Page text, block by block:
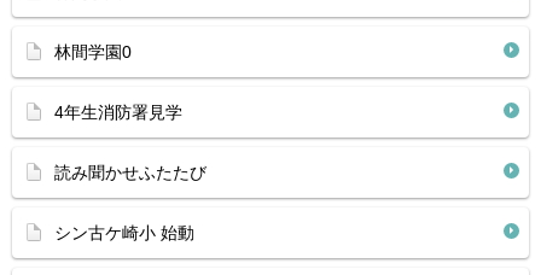
林間学園0
4年生消防署見学
読み聞かせふたたび
シン古ケ崎小 始動